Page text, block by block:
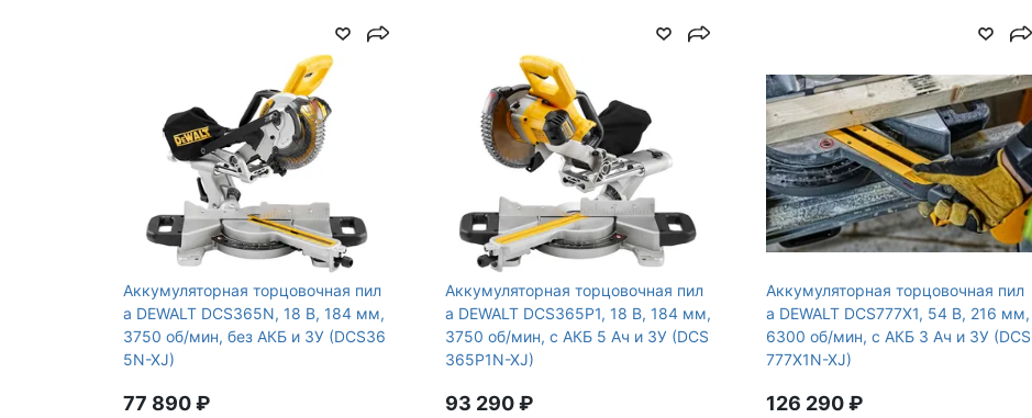
Max ширина пропила под
Max угол наклона, град. Уровень шума, дБ (А)
100
Уровень звуковой
мощности, дБ (А)
Аккумуляторная торцовочная пил
а DEWALT DCS365N, 18 В, 184 мм,
3750 об/мин, без АКБ и ЗУ (DCS36
5N-XJ)
77 890 ₽
Аккумуляторная торцовочная пил
а DEWALT DCS365P1, 18 В, 184 мм,
3750 об/мин, с АКБ 5 Ач и ЗУ (DCS
365P1N-XJ)
93 290 ₽
Аккумуляторная торцовочная пил
а DEWALT DCS777X1, 54 В, 216 мм,
6300 об/мин, с АКБ 3 Ач и ЗУ (DCS
777X1N-XJ)
126 290 ₽